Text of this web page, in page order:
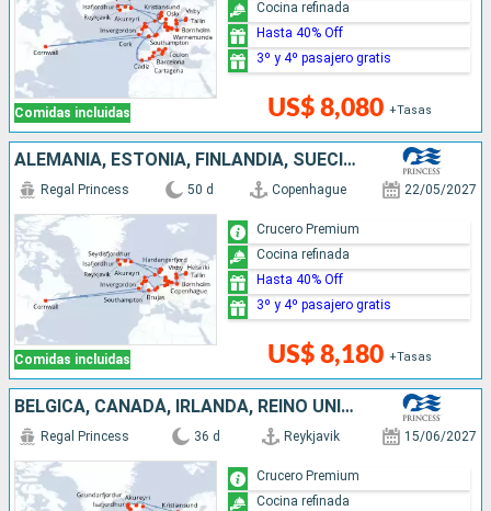
Comidas incluidas US$ 8,080 +Tasas
Cocina refinada
Hasta 40% Off
3º y 4º pasajero gratis
ALEMANIA, ESTONIA, FINLANDIA, SUECIA, POLONIA, DINAMARCA, NORUEGA, ISLANDIA, REINO UNIDO, CANADÁ, IRLANDA, BÉLGICA, PAISES BAJOS
Comidas incluidas
Regal Princess 50 d Copenhague 22/05/2027
US$ 8,180 +Tasas
Crucero Premium
Cocina refinada
Hasta 40% Off
3º y 4º pasajero gratis
BÉLGICA, CANADÁ, IRLANDA, REINO UNIDO, PAISES BAJOS, ALEMANIA, DINAMARCA, NORUEGA, ISLANDIA
Regal Princess 36 d Reykjavik 15/06/2027
Crucero Premium
Cocina refinada